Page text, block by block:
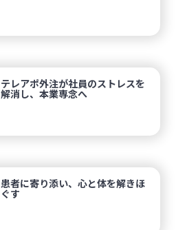
テレアポ外注が社員のストレスを
解消し、本業専念へ
患者に寄り添い、心と体を解きほ
ぐす